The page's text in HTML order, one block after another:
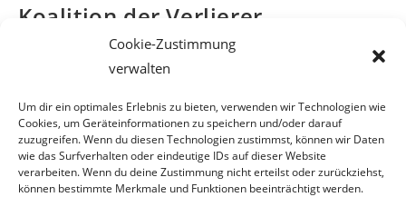
Cookie-Zustimmung
verwalten
Um dir ein optimales Erlebnis zu bieten, verwenden wir Technologien wie
Cookies, um Geräteinformationen zu speichern und/oder darauf
zuzugreifen. Wenn du diesen Technologien zustimmst, können wir Daten
wie das Surfverhalten oder eindeutige IDs auf dieser Website
verarbeiten. Wenn du deine Zustimmung nicht erteilst oder zurückziehst,
können bestimmte Merkmale und Funktionen beeinträchtigt werden.
Koalition der Verlierer
Blaues Wunder für Grüne Truppe
33 Tage nach der Wien-Wahl, steht die Koalition der
Verlierer fest. Nach 17 Verhand-